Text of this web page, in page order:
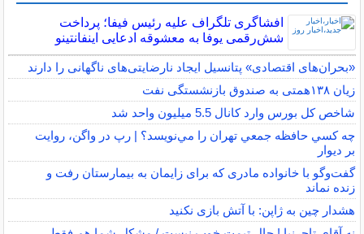
افشاگری تلگراف علیه رئیس فیفا؛ پرداخت
شش‌رقمی یوفا به معشوقه ادعایی اینفانتینو
«بحران‌های اقتصادی» پتانسیل ایجاد نارضایتی‌های ناگهانی را دارند
زیان ۱۳۸همتی به صندوق بازنشستگی نفت
شاخص کل بورس وارد کانال 5.5 میلیون واحد شد
چه كسي حافظه جمعي تهران را مي‌نويسد؟ | رپ در واگن، روايت
بر ديوار
گفت‌وگو با خانواده مادری که برای زایمان به بیمارستان رفت و
زنده نماند
هشدار چین به ژاپن: با آتش بازی نکنید